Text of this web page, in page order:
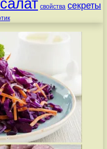
свойства секреты